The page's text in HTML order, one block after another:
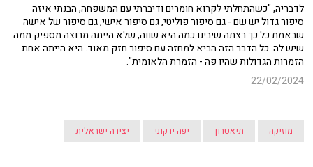
לדבריה, "כשהתחלתי לקרוא חומרים ודיברתי עם המשפחה, הבנתי איזה
סיפור גדול יש שם - גם סיפור פוליטי, גם סיפור אישי, גם סיפור של אישה
שבאמת כל כך רצתה שיבינו כמה היא שווה, שלא הייתה מרוצה מספיק ממה
שיש לה. כל הדבר הזה הביא למחזה עם סיפור חזק מאוד. היא הייתה אחת
הזמרות הגדולות שהיו פה - הזמרת הלאומית".
22/02/2024
מוזיקה תיאטרון יפה ירקוני יצירה ישראלית